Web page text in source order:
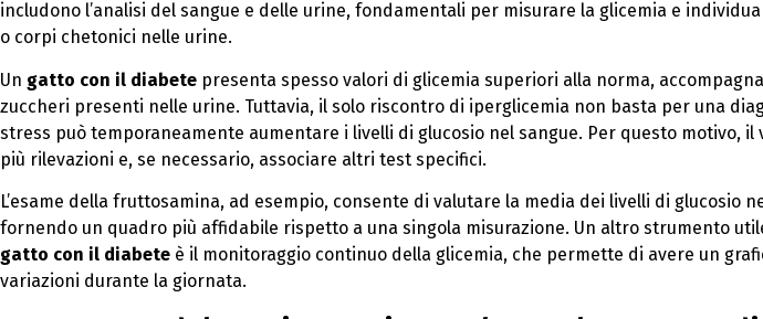
includono l’analisi del sangue e delle urine, fondamentali per misurare la glicemia e
o corpi chetonici nelle urine.
Un gatto con il diabete presenta spesso valori di glicemia superiori alla norma,
zuccheri presenti nelle urine. Tuttavia, il solo riscontro di iperglicemia non basta per una
stress può temporaneamente aumentare i livelli di glucosio nel sangue. Per questo motivo,
più rilevazioni e, se necessario, associare altri test specifici.
L’esame della fruttosamina, ad esempio, consente di valutare la media dei livelli di glucosio
fornendo un quadro più affidabile rispetto a una singola misurazione. Un altro strumento
gatto con il diabete è il monitoraggio continuo della glicemia, che permette di avere un
variazioni durante la giornata.